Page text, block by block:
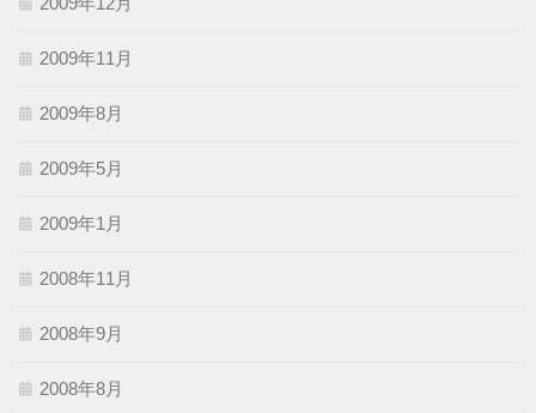
2009年11月
2009年8月
2009年5月
2009年1月
2008年11月
2008年9月
2008年8月